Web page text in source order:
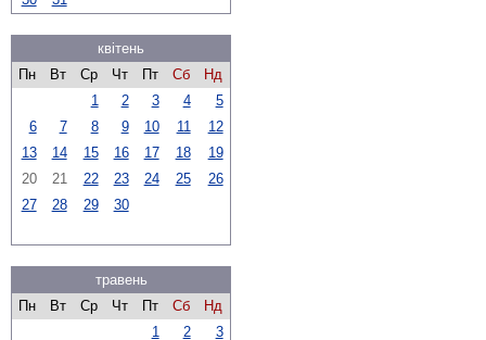
квітень
Пн
Вт Ср Чт Пт Сб
Нд
1
2 3 4
5
6
7 8 9 10 11
12
13
14 15 16 17 18
19
20
21 22 23 24 25
26
27
28 29 30
травень
Пн
Вт Ср Чт Пт Сб
Нд
1
2
3